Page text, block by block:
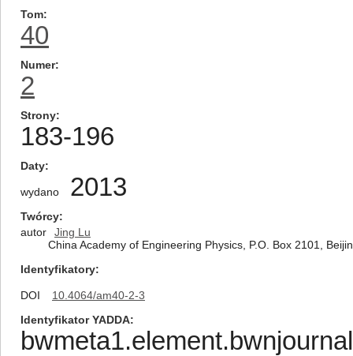
Tom
40
Numer
2
Strony
183-196
Daty
wydano 2013
Twórcy
autor
Jing Lu
China Academy of Engineering Physics, P.O. Box 2101,
Identyfikatory
DOI
10.4064/am40-2-3
Identyfikator YADDA